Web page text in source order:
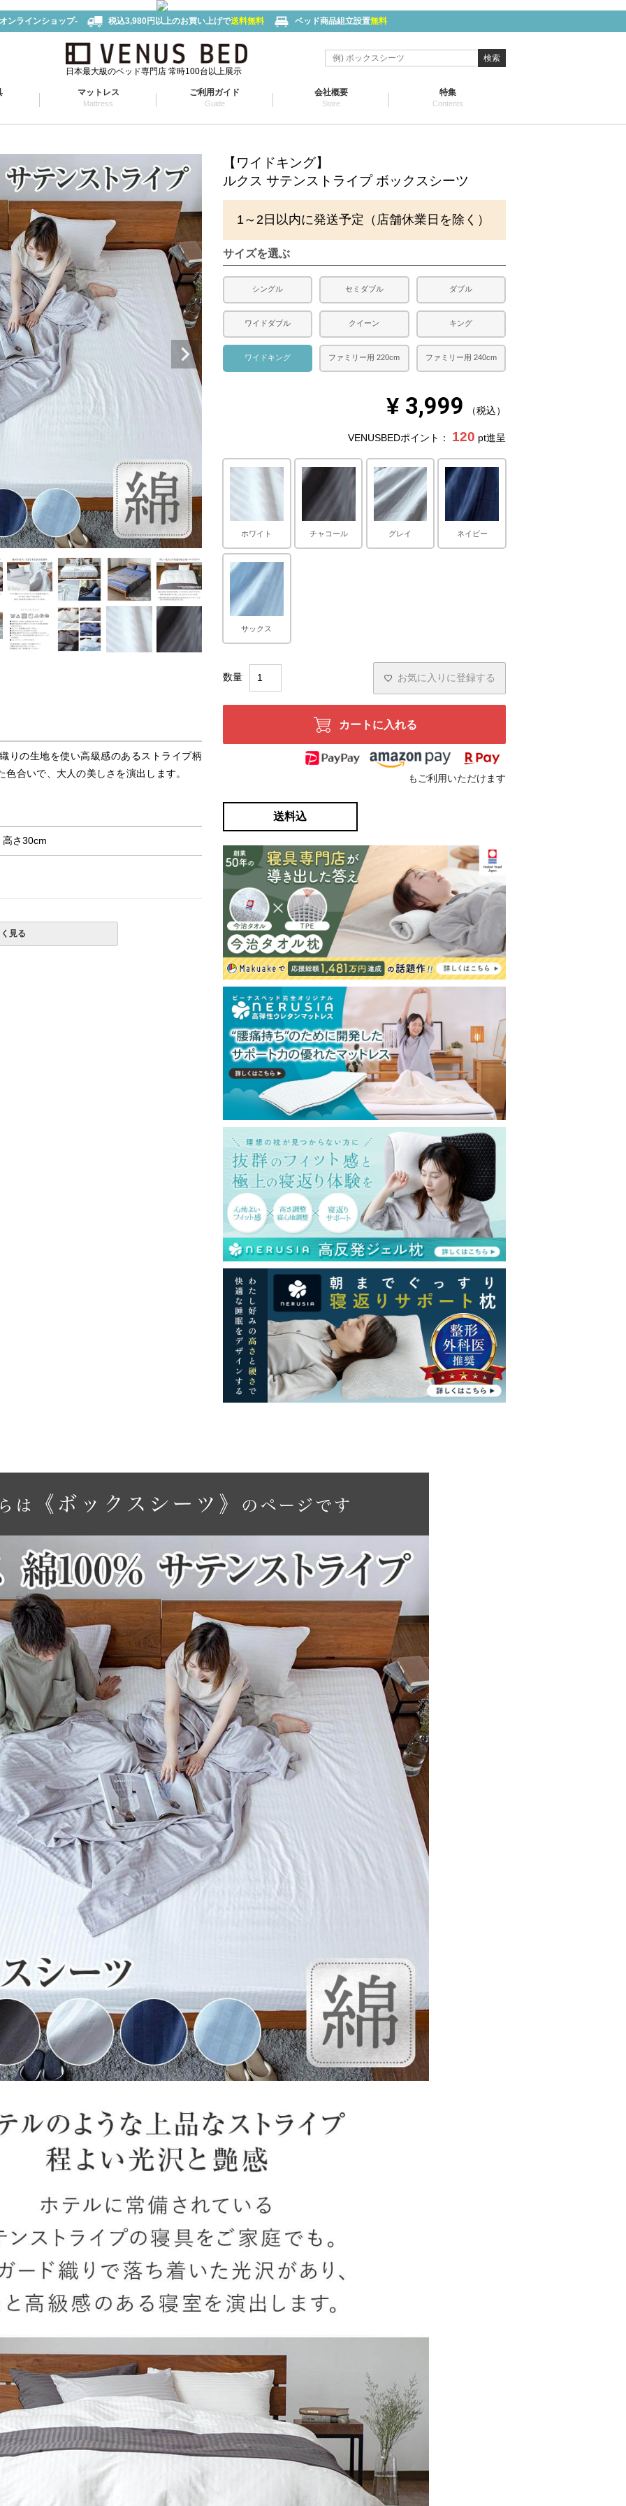
ンラインショップ- 税込3,980円以上のお買い上げで送料無料 ベッド商品組立設置無料
日本最大級のベッド専門店 常時100台以上展示
検索
マットレス
Mattress
ご利用ガイド
Guide
会社概要
Store
特集
Contents
りの生地を使い高級感のあるストライプ柄
合いで、大人の美しさを演出します。
さ30cm
見る
【ワイドキング】
ルクス サテンストライプ ボックスシーツ
1～2日以内に発送予定（店舗休業日を除く）
サイズを選ぶ
シングル セミダブル ダブル
ワイドダブル クイーン キング
ワイドキング ファミリー用 220cm ファミリー用 240cm
¥ 3,999 税込
VENUSBEDポイント： 120 pt進呈
ホワイト チャコール グレイ ネイビー
サックス
お気に入りに登録する
カートに入れる
もご利用いただけます
送料込